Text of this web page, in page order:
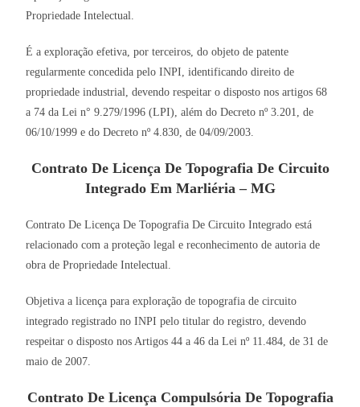
Propriedade Intelectual.
É a exploração efetiva, por terceiros, do objeto de patente
regularmente concedida pelo INPI, identificando direito de
propriedade industrial, devendo respeitar o disposto nos artigos 68
a 74 da Lei n° 9.279/1996 (LPI), além do Decreto nº 3.201, de
06/10/1999 e do Decreto nº 4.830, de 04/09/2003.
Contrato De Licença De Topografia De Circuito
Integrado Em Marliéria – MG
Contrato De Licença De Topografia De Circuito Integrado está
relacionado com a proteção legal e reconhecimento de autoria de
obra de Propriedade Intelectual.
Objetiva a licença para exploração de topografia de circuito
integrado registrado no INPI pelo titular do registro, devendo
respeitar o disposto nos Artigos 44 a 46 da Lei nº 11.484, de 31 de
maio de 2007.
Contrato De Licença Compulsória De Topografia